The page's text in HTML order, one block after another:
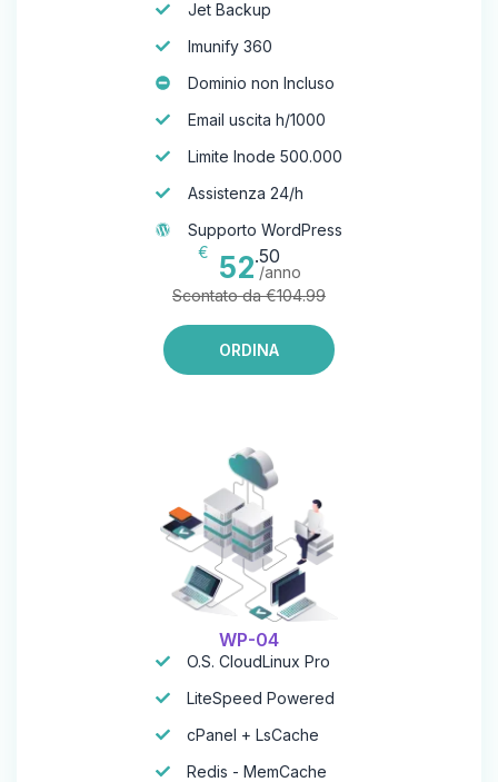
Jet Backup
Imunify 360
Dominio non Incluso
Email uscita h/1000
Limite Inode 500.000
Assistenza 24/h
Supporto WordPress
€
52.50
/anno
Scontato da €104.99
ORDINA
WP-04
O.S. CloudLinux Pro
LiteSpeed Powered
cPanel + LsCache
Redis - MemCache